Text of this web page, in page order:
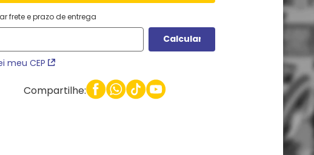
frete e prazo de entrega
meu CEP
Compartilhe: